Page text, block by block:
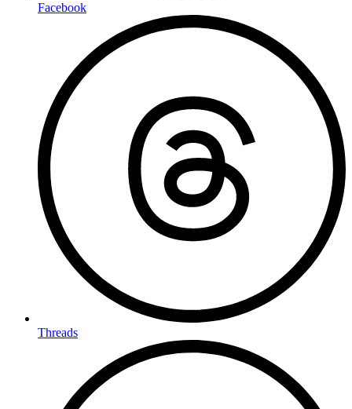
Facebook
Threads